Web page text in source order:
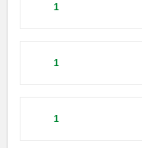
1
1
1